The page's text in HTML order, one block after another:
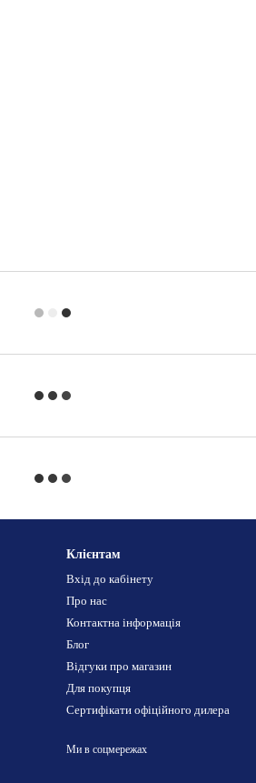
Клієнтам
Вхід до кабінету
Про нас
Контактна інформація
Блог
Відгуки про магазин
Для покупця
Сертифікати офіційного дилера
Ми в соцмережах